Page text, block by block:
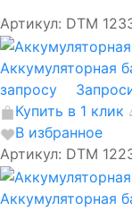
Артикул: DTM
Аккумуляторная
запросу
Купить в 1 клик
В избранное
Артикул: DTM
Аккумуляторная